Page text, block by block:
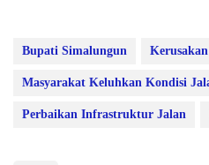
Bupati Simalungun
Masyarakat Keluhkan Kondisi
Perbaikan Infrastruktur Jalan